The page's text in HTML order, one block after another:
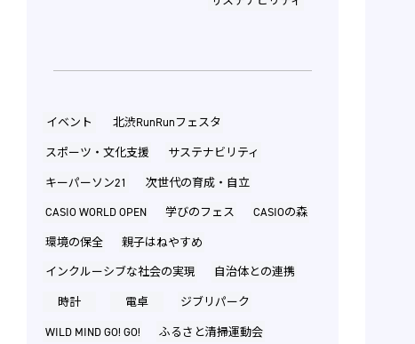
イベント
北渋RunRunフェスタ
スポーツ・文化支援
サステナビリティ
キーパーソン21
次世代の育成・自立
CASIO WORLD OPEN
学びのフェス
CASIOの森
環境の保全
親子はねやすめ
インクルーシブな社会の実現
自治体との連携
時計
電卓
ジブリパーク
WILD MIND GO! GO!
ふるさと清掃運動会